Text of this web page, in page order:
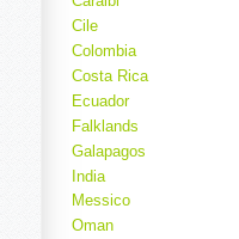
Cile
Colombia
Costa Rica
Ecuador
Falklands
Galapagos
India
Messico
Oman